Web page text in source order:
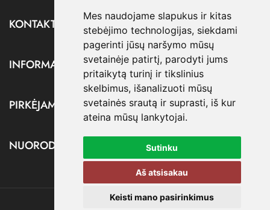
Mes naudojame slapukus ir kitas
stebėjimo technologijas, siekdami
pagerinti jūsų naršymo mūsų
svetainėje patirtį, parodyti jums
pritaikytą turinį ir tikslinius
skelbimus, išanalizuoti mūsų
svetainės srautą ir suprasti, iš kur
ateina mūsų lankytojai.
Sutinku
Aš atsisakau
Keisti mano pasirinkimus
KONTAKTAI
INFORMACIJA
PIRKĖJAMS
NUORODOS